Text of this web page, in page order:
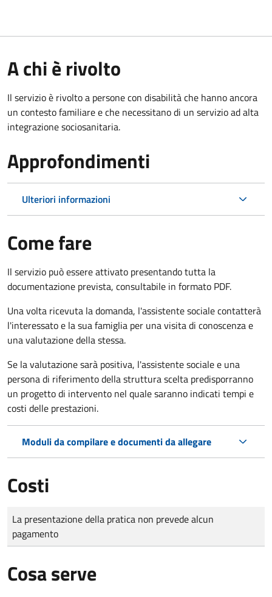
A chi è rivolto
Il servizio è rivolto a persone con disabilità che hanno ancora
un contesto familiare e che necessitano di un servizio ad alta
integrazione sociosanitaria.
Approfondimenti
Ulteriori informazioni
Come fare
Il servizio può essere attivato presentando tutta la
documentazione prevista, consultabile in formato PDF.
Una volta ricevuta la domanda, l'assistente sociale contatterà
l'interessato e la sua famiglia per una visita di conoscenza e
una valutazione della stessa.
Se la valutazione sarà positiva, l'assistente sociale e una
persona di riferimento della struttura scelta predisporranno
un progetto di intervento nel quale saranno indicati tempi e
costi delle prestazioni.
Moduli da compilare e documenti da allegare
Costi
Tipo di pagamento
Importo
La presentazione della pratica non prevede alcun
pagamento
Cosa serve